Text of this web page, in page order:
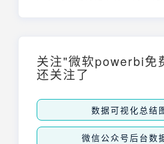
关注"微软powerbi免
还关注了
数据可视化总结
微信公众号后台数